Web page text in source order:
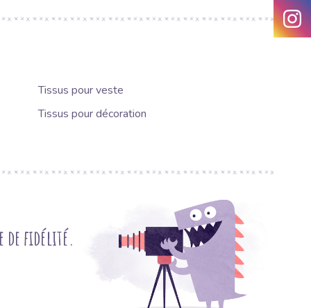
Tissus pour veste
Tissus pour décoration
de fidélité.